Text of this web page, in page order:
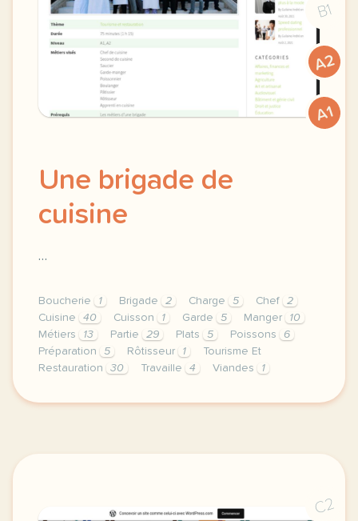
B1
A2
A1
Une brigade de
cuisine
…
Boucherie 1 Brigade 2 Charge 5 Chef
2
Cuisine
40 Cuisson 1 Garde 5 Manger
10
Métiers
13 Partie 29 Plats 5 Poissons
6
Préparation
5 Rôtisseur 1
Tourisme Et
Restauration
30 Travaille 4 Viandes 1
theme tourisme et restauration duree 75 minutes
C2